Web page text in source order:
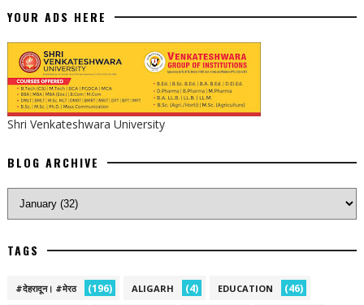
YOUR ADS HERE
Shri Venkateshwara University
BLOG ARCHIVE
TAGS
#देहरादून। #मेरठ (196) ALIGARH (4) EDUCATION (46)